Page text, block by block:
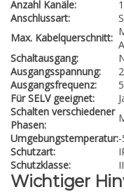
Anzahl Kanäle:
Anschlussart:
Max. Kabelquerschnitt:
Schaltausgang:
Ausgangsspannung:
Ausgangsfrequenz:
Für SELV geeignet:
Schalten verschiedener
Phasen:
Umgebungstemperatur:-
Schutzart:
Schutzklasse:
Wichtiger